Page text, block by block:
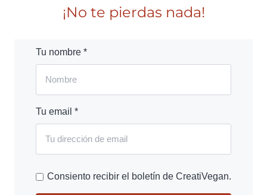
¡No te pierdas nada!
Tu nombre *
Tu email *
Consiento recibir el boletín de CreatiVegan.